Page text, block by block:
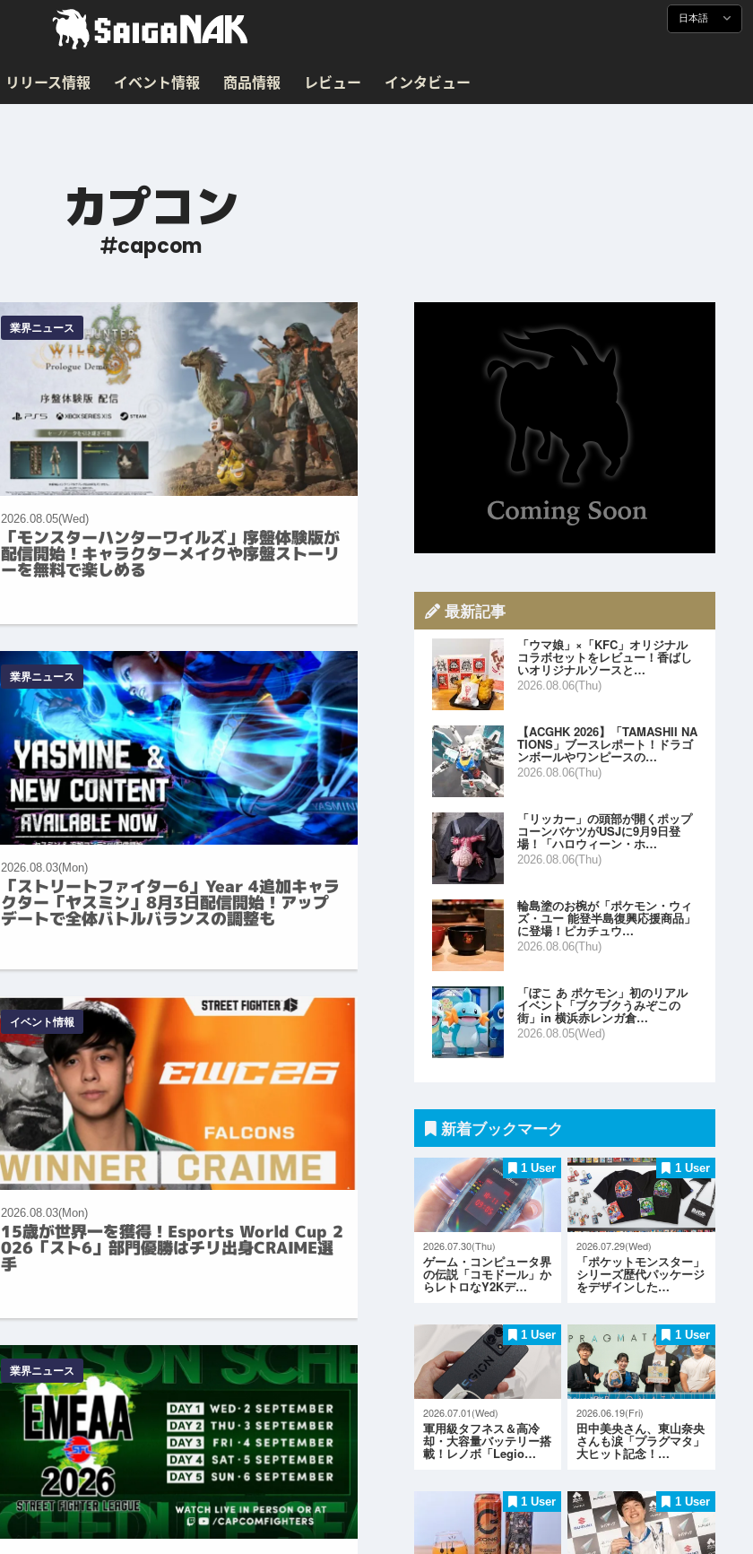
日本語
リリース情報 イベント情報 商品情報 レビュー インタビュー
カプコン
capcom
業界ニュース
2026.08.05(Wed)
「モンスターハンターワイルズ」序盤体験版が
配信開始！キャラクターメイクや序盤ストーリ
ーを無料で楽しめる
業界ニュース
2026.08.03(Mon)
「ストリートファイター6」Year 4追加キャラ
クター「ヤスミン」8月3日配信開始！アップ
デートで全体バトルバランスの調整も
イベント情報
2026.08.03(Mon)
15歳が世界一を獲得！Esports World Cup 2
026「スト6」部門優勝はチリ出身CRAIME選
手
業界ニュース
最新記事
「ウマ娘」×「KFC」オリジナル
コラボセットをレビュー！香ばし
いオリジナルソースと…
2026.08.06(Thu)
【ACGHK 2026】「TAMASHII NA
TIONS」ブースレポート！ドラゴ
ンボールやワンピースの…
2026.08.06(Thu)
「リッカー」の頭部が開くポップ
コーンバケツがUSJに9月9日登
場！「ハロウィーン・ホ…
2026.08.06(Thu)
輪島塗のお椀が「ポケモン・ウィ
ズ・ユー 能登半島復興応援商品」
に登場！ピカチュウ…
2026.08.06(Thu)
「ぽこ あ ポケモン」初のリアル
イベント「ブクブクうみぞこの
街」in 横浜赤レンガ倉…
2026.08.05(Wed)
新着ブックマーク
1 User
2026.07.30(Thu)
ゲーム・コンピュータ界
の伝説「コモドール」か
らレトロなY2Kデ…
1 User
2026.07.29(Wed)
「ポケットモンスター」
シリーズ歴代パッケージ
をデザインした…
1 User
2026.07.01(Wed)
軍用級タフネス＆高冷
却・大容量バッテリー搭
載！レノボ「Legio…
1 User
2026.06.19(Fri)
田中美央さん、東山奈央
さんも涙「プラグマタ」
大ヒット記念！…
1 User 1 User